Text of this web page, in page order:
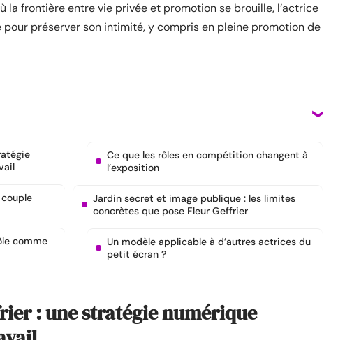
la frontière entre vie privée et promotion se brouille, l’actrice
préserver son intimité, y compris en pleine promotion de
comme
Ce que les rôles en compétition changent à
l’exposition
Jardin secret et image publique : les limites
concrètes que pose Fleur Geffrier
Un modèle applicable à d’autres actrices du
petit écran ?
: une stratégie numérique